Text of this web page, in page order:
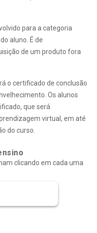
para a categoria
aluno. É de
de um produto fora
o certificado de conclusão
Os alunos
que será
virtual, em até
do curso.
clicando em cada uma